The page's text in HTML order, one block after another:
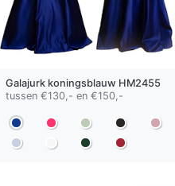
Galajurk koningsblauw HM2455
tussen €130,- en €150,-